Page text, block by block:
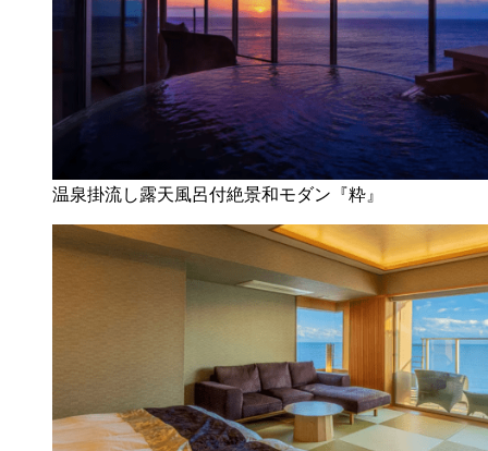
温泉掛流し露天風呂付絶景和モダン『粋』